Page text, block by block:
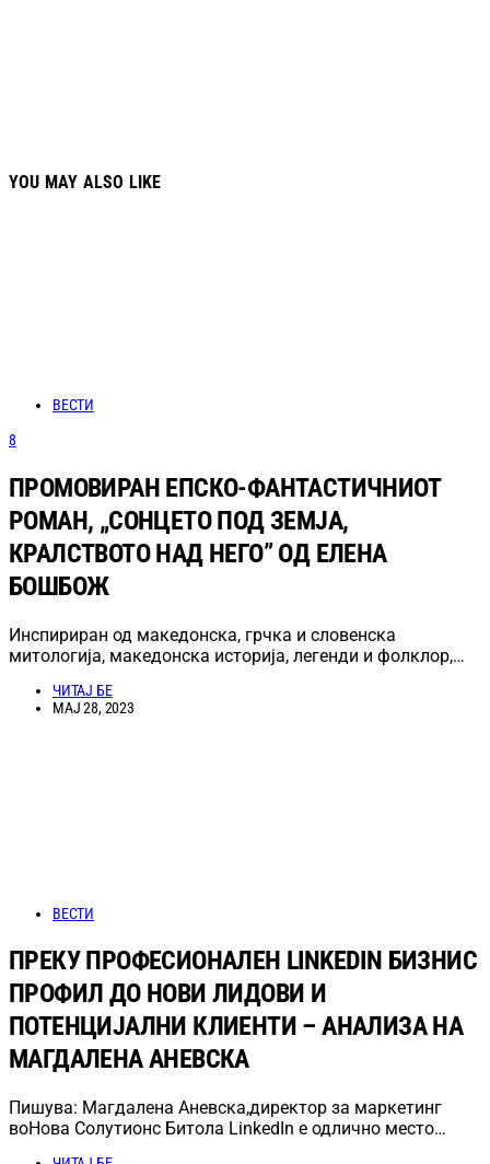
YOU MAY ALSO LIKE
ВЕСТИ
8
ПРОМОВИРАН ЕПСКО-ФАНТАСТИЧНИОТ
РОМАН, „СОНЦЕТО ПОД ЗЕМЈА,
КРАЛСТВОТО НАД НЕГО” ОД ЕЛЕНА
БОШБОЖ
Инспириран од македонска, грчка и словенска
митологија, македонска историја, легенди и фолклор,…
ЧИТАЈ БЕ
МАЈ 28, 2023
ВЕСТИ
ПРЕКУ ПРОФЕСИОНАЛЕН LINKEDIN БИЗНИС
ПРОФИЛ ДО НОВИ ЛИДОВИ И
ПОТЕНЦИЈАЛНИ КЛИЕНТИ – АНАЛИЗА НА
МАГДАЛЕНА АНЕВСКА
Пишува: Магдалена Аневска,директор за маркетинг
воНова Солутионс Битола LinkedIn е одлично место…